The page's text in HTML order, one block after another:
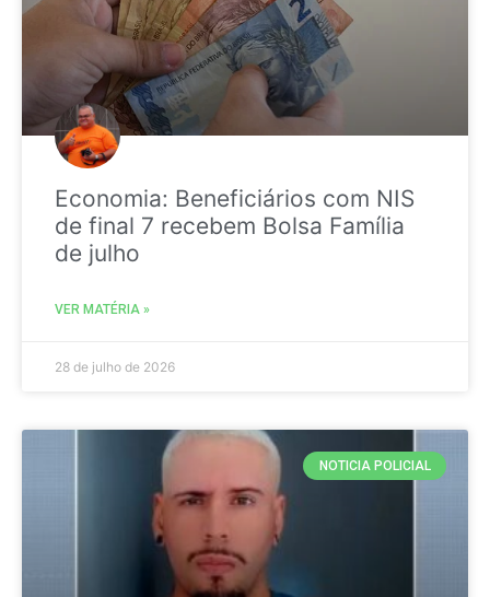
Economia: Beneficiários com NIS
de final 7 recebem Bolsa Família
de julho
VER MATÉRIA »
28 de julho de 2026
NOTICIA POLICIAL